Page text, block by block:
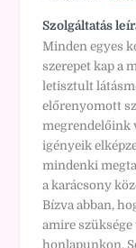
Szolgáltatás
Minden egyes
szerepet kap a
letisztult
előrenyomott
megrendelőink
igényeik
mindenki
a karácsony
Bízva abban,
amire
honlapunkon.